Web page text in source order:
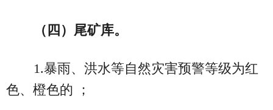
（四）尾矿库。
1.暴雨、洪水等自然灾害预警等级为红
色、橙色的 ；